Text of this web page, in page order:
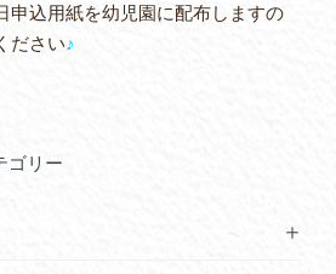
申込用紙を幼児園に配布しますの
ださい♪
ゴリー